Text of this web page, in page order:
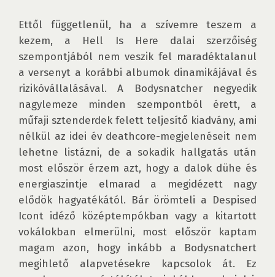
Ettől függetlenül, ha a szívemre teszem a
kezem, a Hell Is Here dalai szerzőiség
szempontjából nem veszik fel maradéktalanul
a versenyt a korábbi albumok dinamikájával és
rizikóvállalásával. A Bodysnatcher negyedik
nagylemeze minden szempontból érett, a
műfaji sztenderdek felett teljesítő kiadvány, ami
nélkül az idei év deathcore-megjelenéseit nem
lehetne listázni, de a sokadik hallgatás után
most először érzem azt, hogy a dalok dühe és
energiaszintje elmarad a megidézett nagy
elődök hagyatékától. Bár örömteli a Despised
Icont idéző középtempókban vagy a kitartott
vokálokban elmerülni, most először kaptam
magam azon, hogy inkább a Bodysnatchert
megihlető alapvetésekre kapcsolok át. Ez